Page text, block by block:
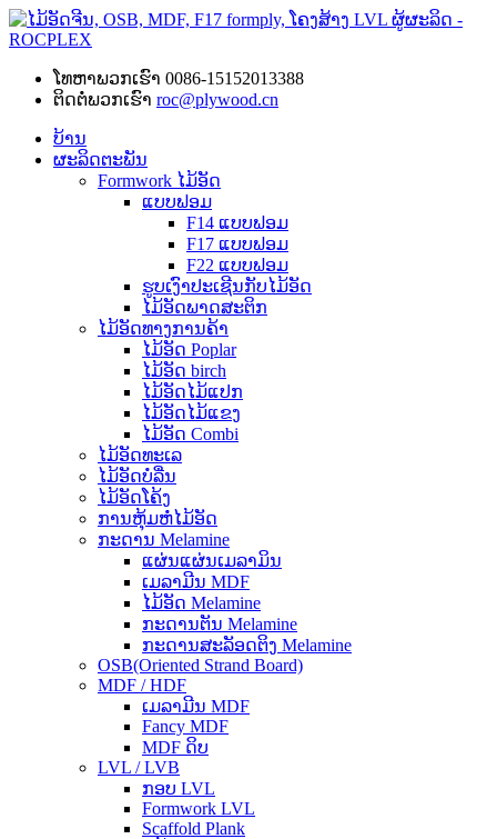
ໂທຫາພວກເຮົາ 0086-15152013388
ຕິດຕໍ່ພວກເຮົາ roc@plywood.cn
ບ້ານ
ຜະລິດຕະພັນ
Formwork ໄມ້ອັດ
ແບບຟອມ
F14 ແບບຟອມ
F17 ແບບຟອມ
F22 ແບບຟອມ
ຮູບເງົາປະເຊີນກັບໄມ້ອັດ
ໄມ້ອັດພາດສະຕິກ
ໄມ້ອັດທາງການຄ້າ
ໄມ້ອັດ Poplar
ໄມ້ອັດ birch
ໄມ້ອັດໄມ້ແປກ
ໄມ້ອັດໄມ້ແຂງ
ໄມ້ອັດ Combi
ໄມ້ອັດທະເລ
ໄມ້ອັດບໍ່ລື່ນ
ໄມ້ອັດໂຄ້ງ
ການຫຸ້ມຫໍ່ໄມ້ອັດ
ກະດານ Melamine
ແຜ່ນແຜ່ນເມລາມິນ
ເມລາມີນ MDF
ໄມ້ອັດ Melamine
ກະດານຕັນ Melamine
ກະດານສະລັອດຕິງ Melamine
OSB(Oriented Strand Board)
MDF / HDF
ເມລາມີນ MDF
Fancy MDF
MDF ດິບ
LVL / LVB
ກອບ LVL
Formwork LVL
Scaffold Plank